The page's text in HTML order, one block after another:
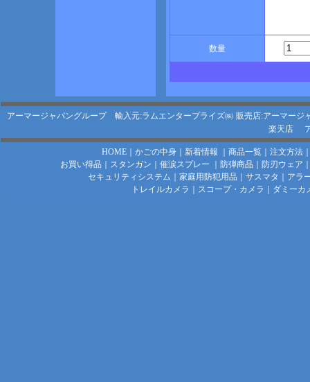
数量
アーマージャパングループ 輸入元:ラムエンタープライズ㈱ 販売店:アーマージ
楽天店
HOME｜ かごの中身｜ 新着情報 商品一覧｜ 注文方法
お買い得品
スタンガン 催涙スプレー 防弾商品 防刃ウェア
セキュリティシステム
家庭用防犯用品 サスマタ
アラ
トレイルカメラ
スコープ・カメラ ダミーカ